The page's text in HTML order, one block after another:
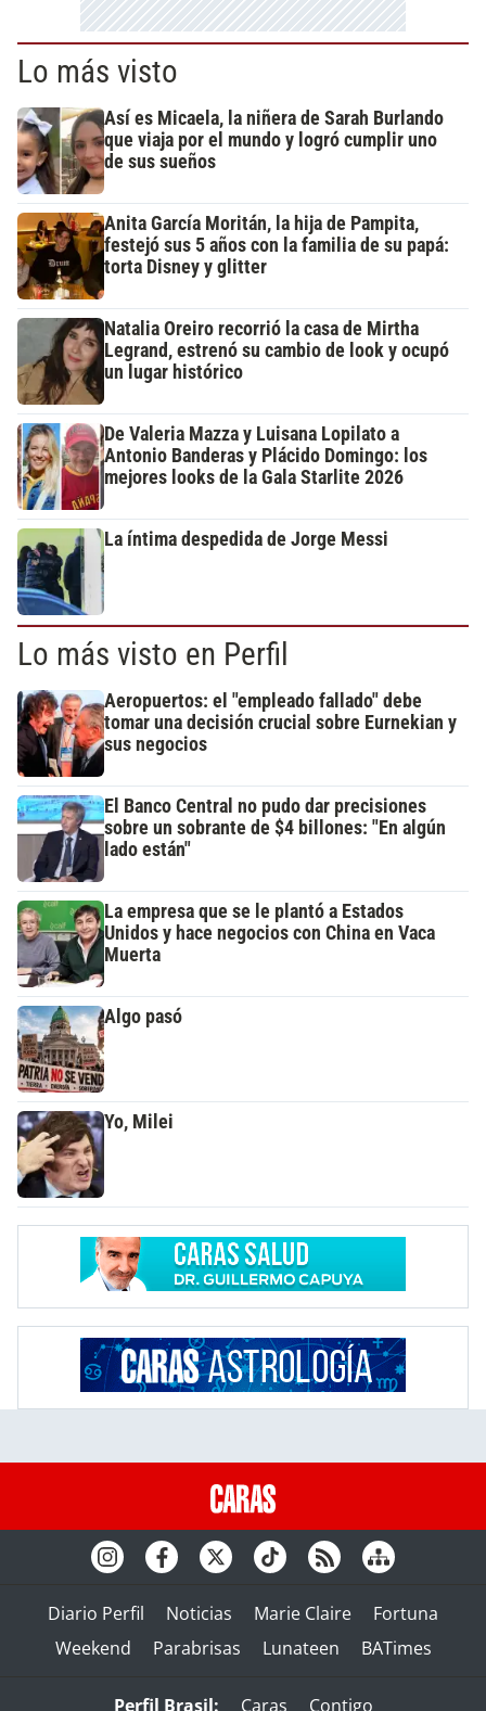
Lo más visto
Así es Micaela, la niñera de Sarah Burlando
que viaja por el mundo y logró cumplir uno
de sus sueños
Anita García Moritán, la hija de Pampita,
festejó sus 5 años con la familia de su papá:
torta Disney y glitter
Natalia Oreiro recorrió la casa de Mirtha
Legrand, estrenó su cambio de look y ocupó
un lugar histórico
De Valeria Mazza y Luisana Lopilato a
Antonio Banderas y Plácido Domingo: los
mejores looks de la Gala Starlite 2026
La íntima despedida de Jorge Messi
Lo más visto en Perfil
Aeropuertos: el "empleado fallado" debe
tomar una decisión crucial sobre Eurnekian y
sus negocios
El Banco Central no pudo dar precisiones
sobre un sobrante de $4 billones: "En algún
lado están"
La empresa que se le plantó a Estados
Unidos y hace negocios con China en Vaca
Muerta
Algo pasó
Yo, Milei
Diario Perfil Noticias Marie Claire
Fortuna
Weekend
Parabrisas Lunateen BATimes
Perfil Brasil: Caras Contigo